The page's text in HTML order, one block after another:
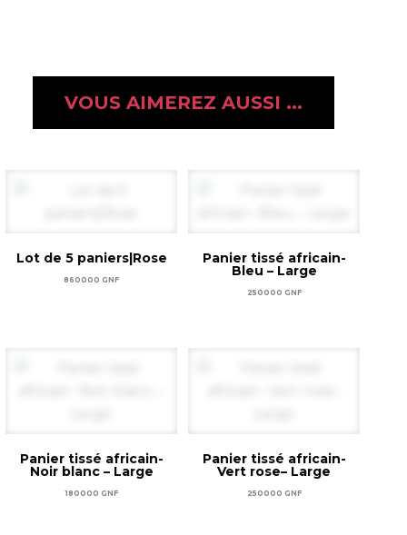
VOUS AIMEREZ AUSSI ...
Lot de 5 paniers|Rose
860000 GNF
Panier tissé africain-
Bleu – Large
250000 GNF
Panier tissé africain-
Noir blanc – Large
180000 GNF
Panier tissé africain-
Vert rose– Large
250000 GNF